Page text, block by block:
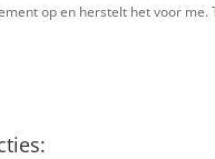
op en herstelt het voor me.